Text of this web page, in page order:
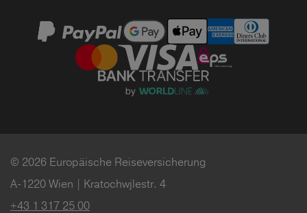
© 2026 Europäische Reiseversicherung
A-1220 Wien | Kratochwjlestr. 4
+43 1 317 25 00